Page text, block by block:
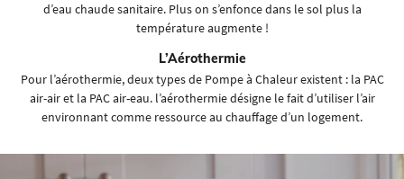
FAIRE EN IMAGES
ACTUALITÉS
CONTACT
Restez
Inscription
d’eau chaude sanitaire. Plus on s’enfonce dans le sol plus la
température augmente !
L’Aérothermie
Pour l’aérothermie, deux types de Pompe à Chaleur existent : la PAC
air-air et la PAC air-eau. l’aérothermie désigne le fait d’utiliser l’air
environnant comme ressource au chauffage d’un logement.